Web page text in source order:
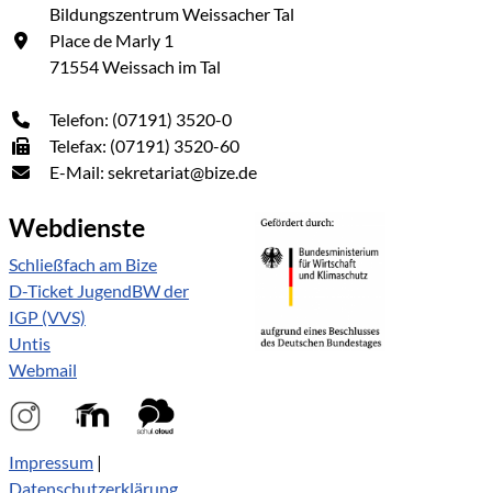
Bildungszentrum Weissacher Tal
Place de Marly 1
71554 Weissach im Tal
Telefon: (07191) 3520-0
Telefax: (07191) 3520-60
E-Mail: sekretariat@bize.de
Webdienste
Schließfach am Bize
D-Ticket JugendBW der
IGP (VVS)
Untis
Webmail
Impressum |
Datenschutzerklärung